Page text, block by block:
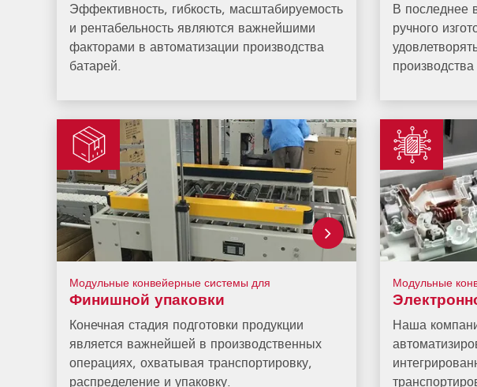
Эффективность, гибкость, масштабируемость
и рентабельность являются важнейшими
факторами в автоматизации производства
батарей.
В последнее
ручного
Модульные конвейерные системы для
Финишной упаковки
Конечная стадия подготовки продукции
является важнейшей в производственных
операциях, охватывая транспортировку,
распределение и упаковку.
Модульные
Наша